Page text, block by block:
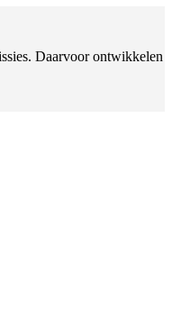
Daarvoor ontwikkelen